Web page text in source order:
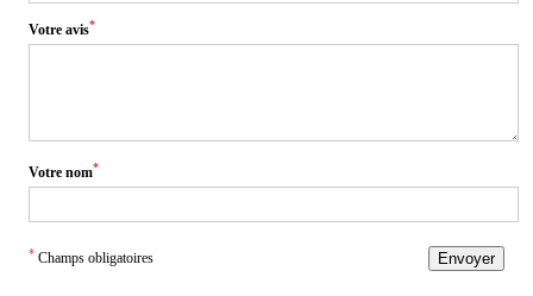
Votre avis*
Votre nom*
* Champs obligatoires Envoyer